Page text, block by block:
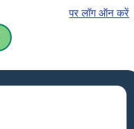
पर लॉग ऑन करें